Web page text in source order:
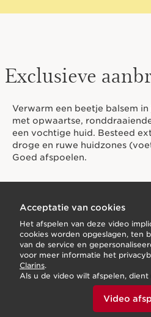
Exclusieve
Verwarm een beetje balsem
met opwaartse,
een vochtige huid. Besteed
droge en ruwe huidzones
Goed afspoelen.
Acceptatie van cookies
Het afspelen van deze video
cookies worden opgeslagen, ten
van de service en
voor meer informatie het
Clarins.
Als u de video wilt afspelen,
te geven door hieronder te
Video